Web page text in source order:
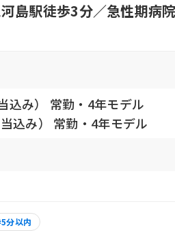
島駅徒歩3分／急性期病
込み） 常勤・4年モデル
込み） 常勤・4年モデル
分以内